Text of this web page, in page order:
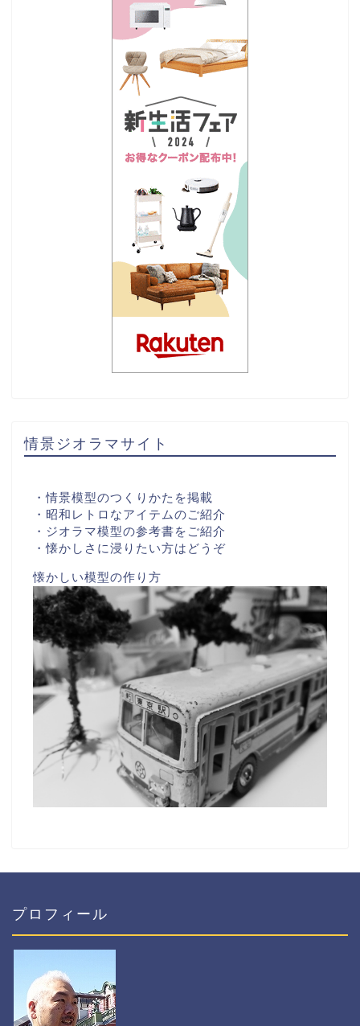
情景ジオラマサイト
・情景模型のつくりかたを掲載
・昭和レトロなアイテムのご紹介
・ジオラマ模型の参考書をご紹介
・懐かしさに浸りたい方はどうぞ
懐かしい模型の作り方
プロフィール